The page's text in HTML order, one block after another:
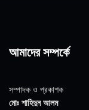
আমাদের সম্পর্কে
সম্পাদক ও প্রকাশক
মোঃ শাহিদুন আলম